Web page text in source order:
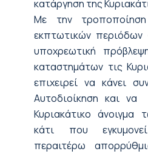
κατάργηση της
Με την
εκπτωτικών
υποχρεωτική
καταστημάτων τις
επιχειρεί να κάνει
Αυτοδιοίκηση και να
Κυριακάτικο άνοιγμα
κάτι που
περαιτέρω